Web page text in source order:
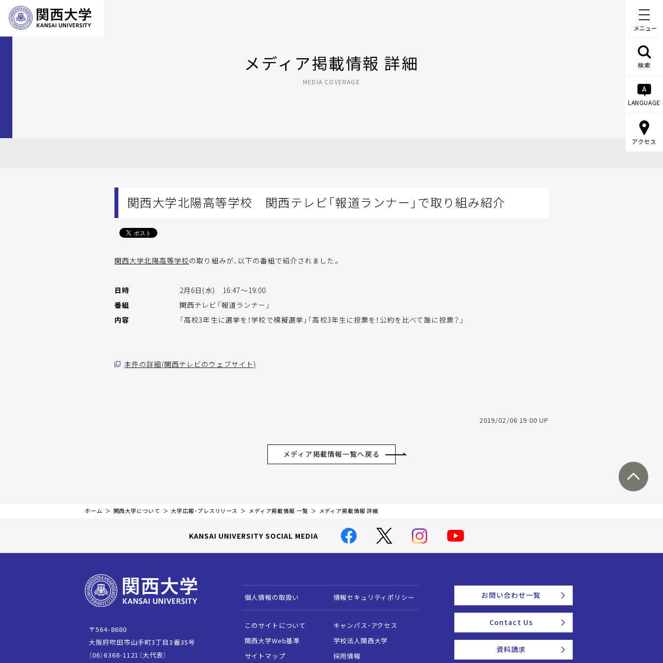
メニュー
検索
LANGUAGE
アクセス
メディア掲載情報 詳細
MEDIA COVERAGE
関西大学北陽高等学校 関西テレビ「報道ランナー」で取り組み紹介
関西大学北陽高等学校の取り組みが、以下の番組で紹介されました。
日時
2月6日(水) 16:47～19:00
番組
関西テレビ「報道ランナー」
内容
「高校3年生に選挙を！学校で模擬選挙」「高校3年生に投票を！公約を比べて誰に投票？」
本件の詳細(関西テレビのウェブサイト)
2019/02/06 19:00 UP
メディア掲載情報一覧へ戻る
ホーム 関西大学について 大学広報・プレスリリース メディア掲載情報 一覧 メディア掲載情報 詳細
KANSAI UNIVERSITY SOCIAL MEDIA
個人情報の取扱い 情報セキュリティポリシー
このサイトについて
キャンパス・アクセス
関西大学Web基準
学校法人関西大学
サイトマップ
採用情報
お問い合わせ一覧
Contact Us
資料請求
〒564-8680
大阪府吹田市山手町3丁目3番35号
（06）6368-1121（大代表）